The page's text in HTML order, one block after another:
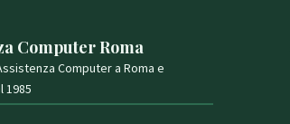
Computer Roma
Computer a Roma e
1985